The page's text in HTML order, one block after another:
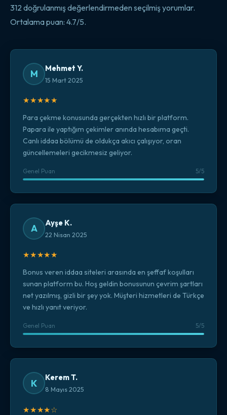
312 doğrulanmış değerlendirmeden seçilmiş yorumlar.
Ortalama puan: 4.7/5.
M Mehmet Y.
15 Mart 2025
★★★★★
Para çekme konusunda gerçekten hızlı bir platform.
Papara ile yaptığım çekimler anında hesabıma geçti.
Canlı iddaa bölümü de oldukça akıcı çalışıyor, oran
güncellemeleri gecikmesiz geliyor.
Genel Puan 5/5
A Ayşe K.
22 Nisan 2025
★★★★★
Bonus veren iddaa siteleri arasında en şeffaf koşulları
sunan platform bu. Hoş geldin bonusunun çevrim şartları
net yazılmış, gizli bir şey yok. Müşteri hizmetleri de Türkçe
ve hızlı yanıt veriyor.
Genel Puan 5/5
K Kerem T.
8 Mayıs 2025
★★★★☆